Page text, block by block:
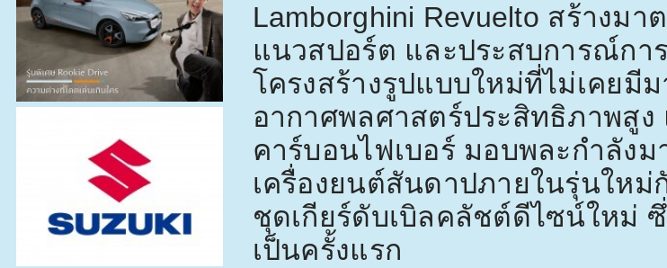
Lamborghini Revuelto สร้างมา
แนวสปอร์ต และประสบการณ์กา
โครงสร้างรูปแบบใหม่ที่ไม่เคยมี
อากาศพลศาสตร์ประสิทธิภาพสูง
คาร์บอนไฟเบอร์ มอบพละกำลังม
เครื่องยนต์สันดาปภายในรุ่นใหม่
ชุดเกียร์ดับเบิลคลัชต์ดีไซน์ใหม่
เป็นครั้งแรก